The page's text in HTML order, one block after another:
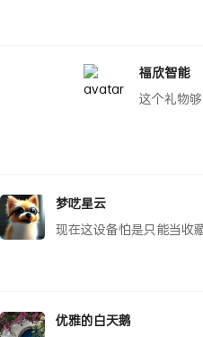
福欣智能
这个礼物
梦呓星云
现在这设备怕是只能当收
优雅的白天鹅